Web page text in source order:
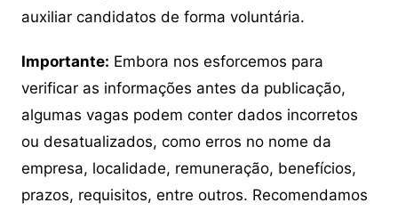
auxiliar candidatos de forma voluntária.
Importante: Embora nos esforcemos para
verificar as informações antes da publicação,
algumas vagas podem conter dados incorretos
ou desatualizados, como erros no nome da
empresa, localidade, remuneração, benefícios,
prazos, requisitos, entre outros. Recomendamos